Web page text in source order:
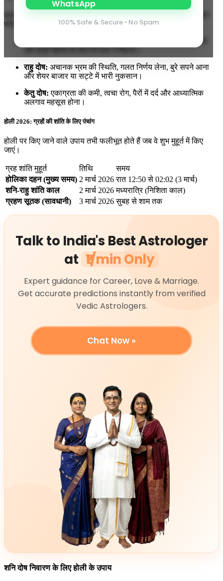
100% Safe & Secure • No Spam
उपाय करने से पहले यह समझना जरूरी है कि किस ग्रह की वजह से आपको
परेशानी हो रही है:
काम में देरी, हड्डियों में दर्द, बेवजह के कोर्ट-कचहरी मामले
और कड़ी मेहनत के बाद भी फल न मिलना।
राहु दोष: अचानक भ्रम की स्थिति, गलत निर्णय लेना, बुरे सपने आना
और शेयर बाजार या सट्टे में भारी नुकसान।
केतु दोष: एकाग्रता की कमी, त्वचा रोग, पैरों में दर्द और आध्यात्मिक
अलगाव महसूस होना।
होली 2026: ग्रहों की शांति के लिए पंचांग
होली पर किए जाने वाले उपाय तभी फलीभूत होते हैं जब वे शुभ मुहूर्त में किए
जाएं।
ग्रह शांति मुहूर्त तिथि
समय
होलिका दहन (मुख्य समय) 2 मार्च 2026 रात 12:50 से 02:02 (3 मार्च)
शनि-राहु शांति काल
2 मार्च 2026 मध्यरात्रि (निशिता काल)
ग्रहण सूतक (सावधानी)
3 मार्च 2026 सुबह से शाम तक
Talk to India's Best Astrologer
at ₹1/min Only
Expert guidance for Career, Love & Marriage.
Get accurate predictions instantly from verified
Vedic Astrologers.
Chat Now »
शनि दोष निवारण के लिए होली के उपाय